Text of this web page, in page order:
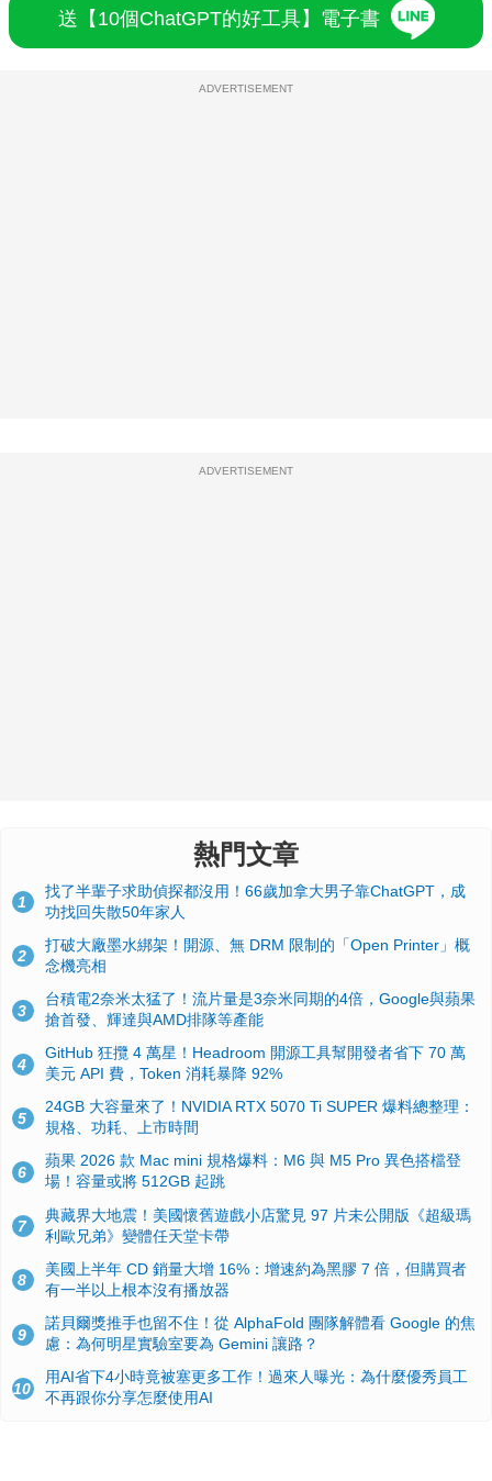
送【10個ChatGPT的好工具】電子書
ADVERTISEMENT
ADVERTISEMENT
熱門文章
1
找了半輩子求助偵探都沒用！66歲加拿大男子靠ChatGPT，成
功找回失散50年家人
2
打破大廠墨水綁架！開源、無 DRM 限制的「Open Printer」概
念機亮相
3
台積電2奈米太猛了！流片量是3奈米同期的4倍，Google與蘋果
搶首發、輝達與AMD排隊等產能
4
GitHub 狂攬 4 萬星！Headroom 開源工具幫開發者省下 70 萬
美元 API 費，Token 消耗暴降 92%
5
24GB 大容量來了！NVIDIA RTX 5070 Ti SUPER 爆料總整理：
規格、功耗、上市時間
6
蘋果 2026 款 Mac mini 規格爆料：M6 與 M5 Pro 異色搭檔登
場！容量或將 512GB 起跳
7
典藏界大地震！美國懷舊遊戲小店驚見 97 片未公開版《超級瑪
利歐兄弟》變體任天堂卡帶
8
美國上半年 CD 銷量大增 16%：增速約為黑膠 7 倍，但購買者
有一半以上根本沒有播放器
9
諾貝爾獎推手也留不住！從 AlphaFold 團隊解體看 Google 的焦
慮：為何明星實驗室要為 Gemini 讓路？
10
用AI省下4小時竟被塞更多工作！過來人曝光：為什麼優秀員工
不再跟你分享怎麼使用AI